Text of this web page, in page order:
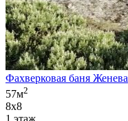
Фахверковая баня Женева
57м2
8х8